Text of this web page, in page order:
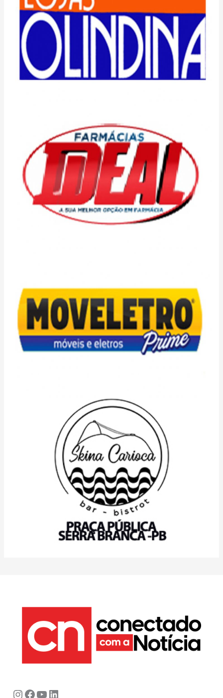
Instagram
Facebook
Youtube
LinkedIn